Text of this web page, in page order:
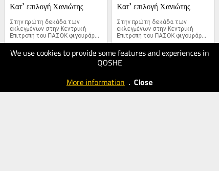
We use cookies to provide some features and experiences in
QOSHE
More information . Close
Κατ’ επιλογή Χανιώτης
Στην πρώτη δεκάδα των
εκλεγµένων στην Κεντρική
Επιτροπή του ΠΑΣΟΚ φιγουράρει
ο Μιχάλης Αεράκης,...
02.04.2026
Κατ’ επιλογή Χανιώτης
Στην πρώτη δεκάδα των
εκλεγµένων στην Κεντρική
Επιτροπή του ΠΑΣΟΚ φιγουράρει
ο Μιχάλης Αεράκης,...
02.04.2026
30
Νέα